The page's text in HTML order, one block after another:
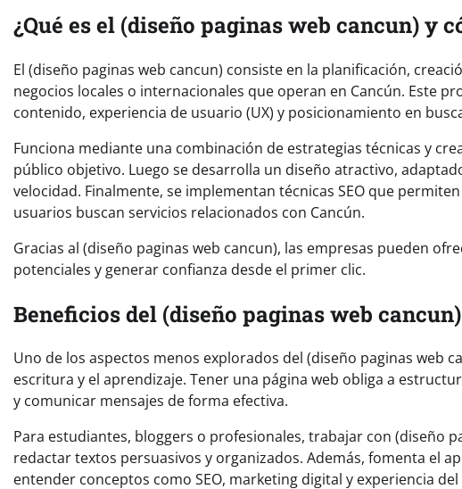
¿Qué es el (diseño paginas web cancun) y
El (diseño paginas web cancun) consiste en la planificación,
negocios locales o internacionales que operan en Cancún. Este
contenido, experiencia de usuario (UX) y posicionamiento en
Funciona mediante una combinación de estrategias técnicas y
público objetivo. Luego se desarrolla un diseño atractivo,
velocidad. Finalmente, se implementan técnicas SEO que
usuarios buscan servicios relacionados con Cancún.
Gracias al (diseño paginas web cancun), las empresas pueden
potenciales y generar confianza desde el primer clic.
Beneficios del (diseño paginas web
Uno de los aspectos menos explorados del (diseño paginas web
escritura y el aprendizaje. Tener una página web obliga a
y comunicar mensajes de forma efectiva.
Para estudiantes, bloggers o profesionales, trabajar con (diseño
redactar textos persuasivos y organizados. Además, fomenta el
entender conceptos como SEO, marketing digital y experiencia